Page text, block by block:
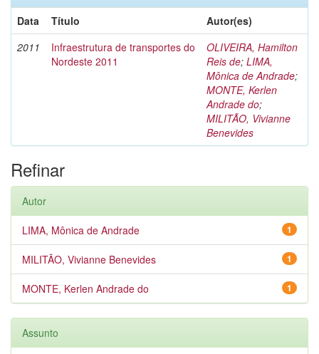
Data
Título
Autor(es)
2011
Infraestrutura de transportes do
Nordeste 2011
OLIVEIRA, Hamilton
Reis de; LIMA,
Mônica de Andrade;
MONTE, Kerlen
Andrade do;
MILITÃO, Vivianne
Benevides
Refinar
Autor
1
LIMA, Mônica de Andrade
1
MILITÃO, Vivianne Benevides
1
MONTE, Kerlen Andrade do
Assunto